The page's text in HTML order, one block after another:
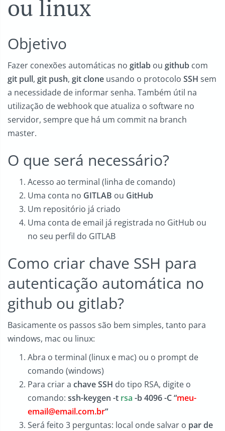
ou linux
Objetivo
Fazer conexões automáticas no gitlab ou github com
git pull, git push, git clone usando o protocolo SSH sem
a necessidade de informar senha. Também útil na
utilização de webhook que atualiza o software no
servidor, sempre que há um commit na branch
master.
O que será necessário?
Acesso ao terminal (linha de comando)
Uma conta no GITLAB ou GitHub
Um repositório já criado
Uma conta de email já registrada no GitHub ou
no seu perfil do GITLAB
Como criar chave SSH para
autenticação automática no
github ou gitlab?
Basicamente os passos são bem simples, tanto para
windows, mac ou linux:
Abra o terminal (linux e mac) ou o prompt de
comando (windows)
Para criar a chave SSH do tipo RSA, digite o
comando: ssh-keygen -t rsa -b 4096 -C “meu-
email@email.com.br“
Será feito 3 perguntas: local onde salvar o par de